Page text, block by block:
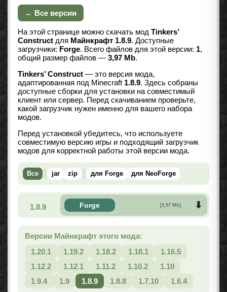
← Все версии
На этой странице можно скачать мод Tinkers’
Construct для Майнкрафт 1.8.9. Доступные
загрузчики: Forge. Всего файлов для этой версии: 1,
общий размер файлов — 3,97 Mb.
Tinkers’ Construct — это версия мода,
адаптированная под Minecraft 1.8.9. Здесь собраны
доступные сборки для установки на совместимый
клиент или сервер. Перед скачиванием проверьте,
какой загрузчик нужен именно для вашего набора
модов.
Перед установкой убедитесь, что используете
совместимую версию игры и подходящий загрузчик
модов для корректной работы этой версии мода.
Все jar zip для Forge для NeoForge
1.8.9 Forge [3,97 Mb]
Версии Майнкрафт этого мода:
1.20.1
1.19.2 1.18.2 1.18.1
1.16.5
1.12.2
1.12.1 1.11.2 1.10.2
1.10
1.9.4
1.9 1.8.9 1.8.8 1.7.10 1.6.4